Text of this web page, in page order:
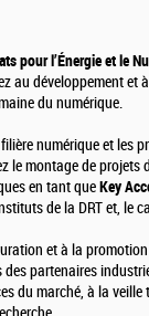
pour l’Énergie et le
au développement
du numérique.
numérique et les
montage de projets
en tant queKey
de la DRT et, le
et à la
partenaires
du marché, à la